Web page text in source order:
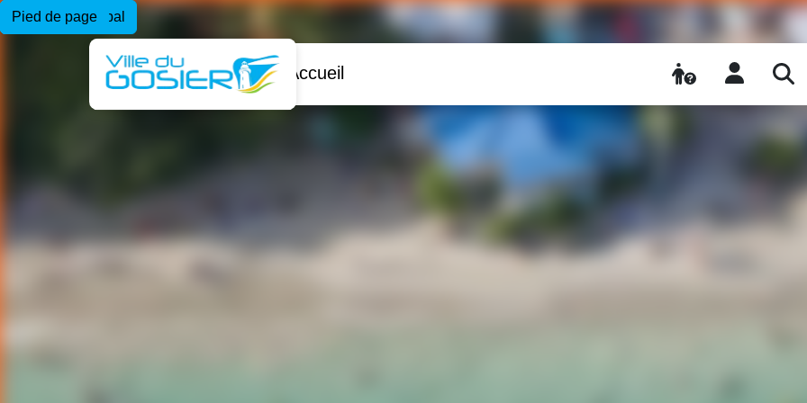
Menu principal
Contenu principal
Pied de page
Accueil